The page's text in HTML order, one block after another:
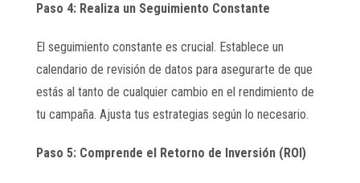
Paso 4: Realiza un Seguimiento Constante
El seguimiento constante es crucial. Establece un
calendario de revisión de datos para asegurarte de que
estás al tanto de cualquier cambio en el rendimiento de
tu campaña. Ajusta tus estrategias según lo necesario.
Paso 5: Comprende el Retorno de Inversión (ROI)